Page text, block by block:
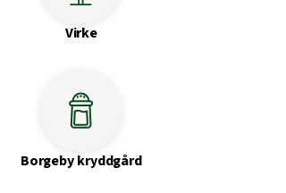
Virke
Borgeby kryddgård